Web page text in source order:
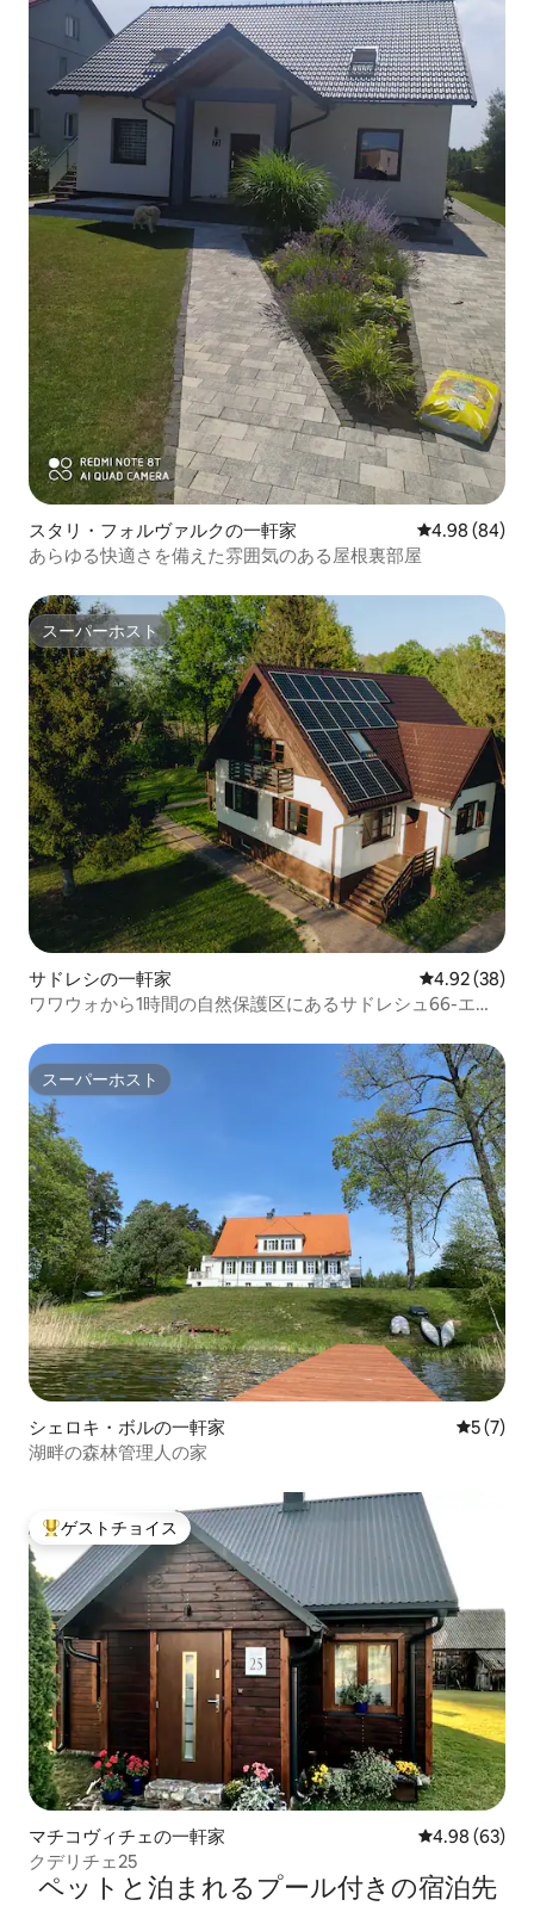
スタリ・フォルヴァルクの一軒家 レビュー84件
4.98 (84)
あらゆる快適さを備えた雰囲気のある屋根裏部屋
スーパーホスト
スーパーホスト
サドレシの一軒家 レビュー38
4.92 (38)
ワワウォから1時間の自然保護区にあるサドレシュ66-エコ
スーパーホスト
スーパーホスト
シェロキ・ボルの一軒家 レビュー
5 (7)
湖畔の森林管理人の家
大好評のゲストチョイスです。
ゲストチョイス
マチコヴィチェの一軒家 レビュー63
4.98 (63)
クデリチェ25
ペットと泊まれるプール付きの宿泊先